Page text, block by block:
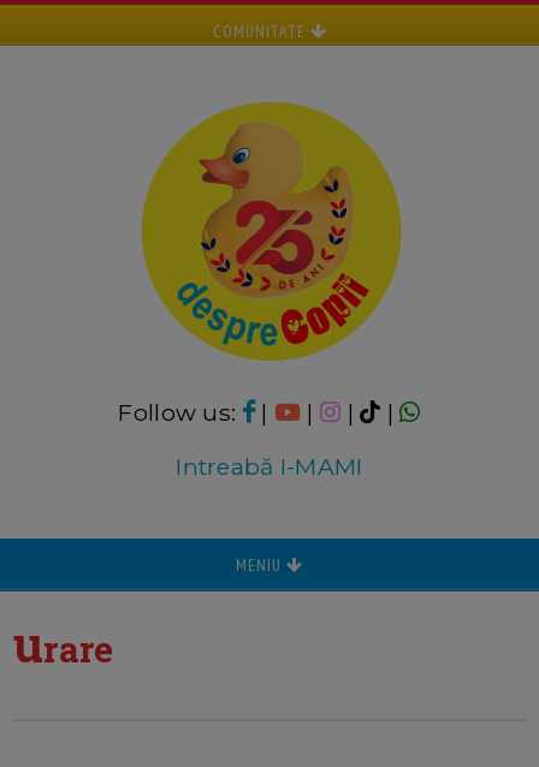
COMUNITATE
Follow us: | | |
|
Intreabă I-MAMI
MENIU
urare